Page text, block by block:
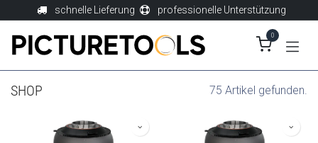
Zum Inhalt springenschnelle Lieferung professionelle Unterstützung
0
SHOP 75 Artikel gefunden.